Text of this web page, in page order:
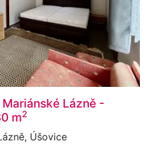
Lázně -
m2
Úšovice